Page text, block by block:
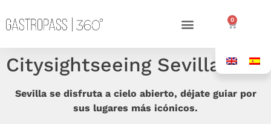
0
Citysightseeing Sevilla
Sevilla se disfruta a cielo abierto, déjate guiar por
sus lugares más icónicos.